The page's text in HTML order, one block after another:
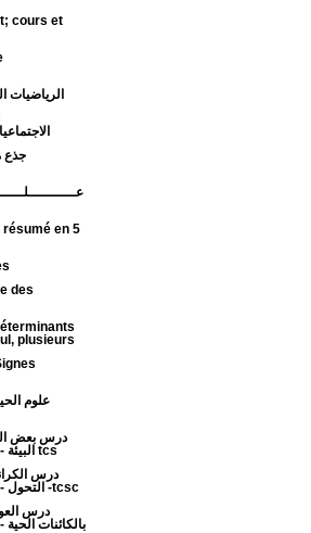
cours et
جذع
en 5
des
plusieurs
درس بعض
البيئة - علوم الحياة و الارض tcs
درس
التحول - علوم الحياة و الارض -tcsc
درس
بالكائنات